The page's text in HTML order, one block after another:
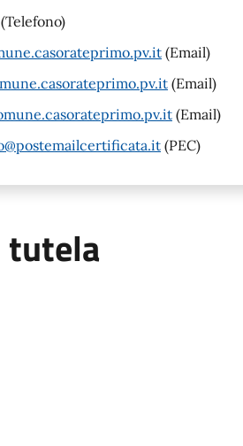
(Telefono)
(Email)
(Email)
(Email)
(PEC)